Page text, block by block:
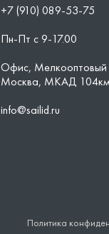
+7 (910) 089-53-75
Пн-Пт с 9-17.00
Офис, Мелкооптовый
Москва, МКАД
info@sailid.ru
Политика